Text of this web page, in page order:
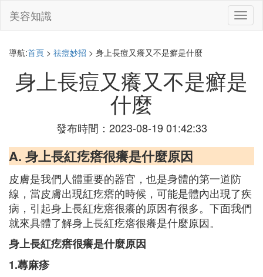
切
換
美容知識
導航:首頁 > 祛痘妙招 > 身上長痘又癢又不是癬是什麼
身上長痘又癢又不是癬是
什麼
發布時間：2023-08-19 01:42:33
A. 身上長紅疙瘩很癢是什麼原因
皮膚是我們人體重要的器官，也是身體的第一道防
線，當皮膚出現紅疙瘩的時候，可能是體內出現了疾
病，引起身上長紅疙瘩很癢的原因有很多。下面我們
就來具體了解身上長紅疙瘩很癢是什麼原因。
身上長紅疙瘩很癢是什麼原因
1.蕁麻疹